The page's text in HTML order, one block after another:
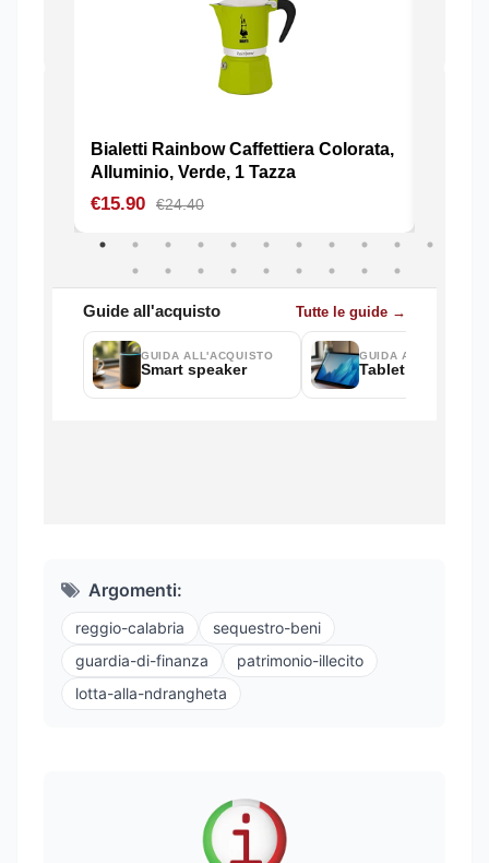
Argomenti:
reggio-calabria
sequestro-beni
guardia-di-finanza
patrimonio-illecito
lotta-alla-ndrangheta